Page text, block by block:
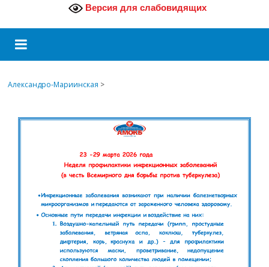
Версия для слабовидящих
Александро-Мариинская >